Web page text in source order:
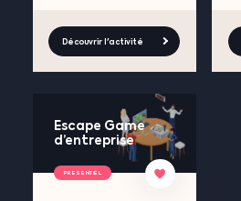
Découvrir l'activité
Escape Game
d’entreprise
PRESENTIEL